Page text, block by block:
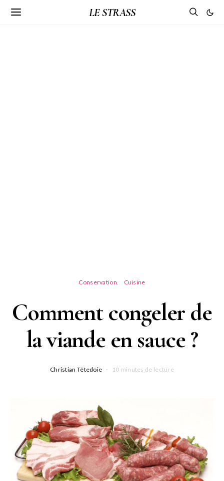
LE STRASS
Conservation Cuisine
Comment congeler de
la viande en sauce ?
Christian Têtedoie 10 minutes de lecture